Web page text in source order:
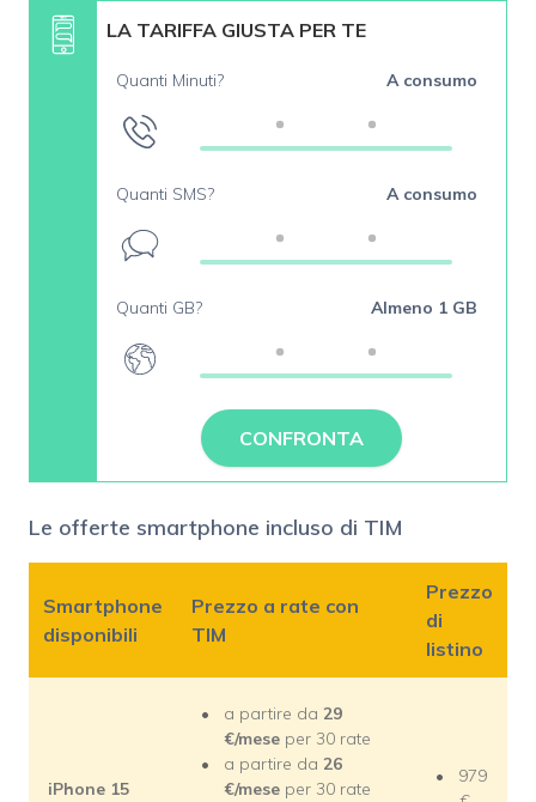
LA TARIFFA GIUSTA PER TE
Quanti Minuti? A consumo
Quanti SMS? A consumo
Quanti GB? Almeno 1 GB
CONFRONTA
Le offerte smartphone incluso di TIM
Smartphone
disponibili
Prezzo a rate con
TIM
Prezzo
di
listino
iPhone 15
a partire da 29
€/mese per 30 rate
a partire da 26
€/mese per 30 rate
979